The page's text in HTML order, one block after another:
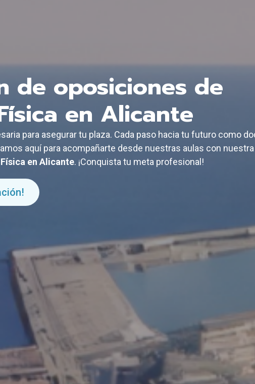
de oposiciones de
en Alicante
para asegurar tu plaza. Cada paso hacia tu futuro como
aquí para acompañarte desde nuestras aulas con nuestra
en Alicante. ¡Conquista tu meta profesional!